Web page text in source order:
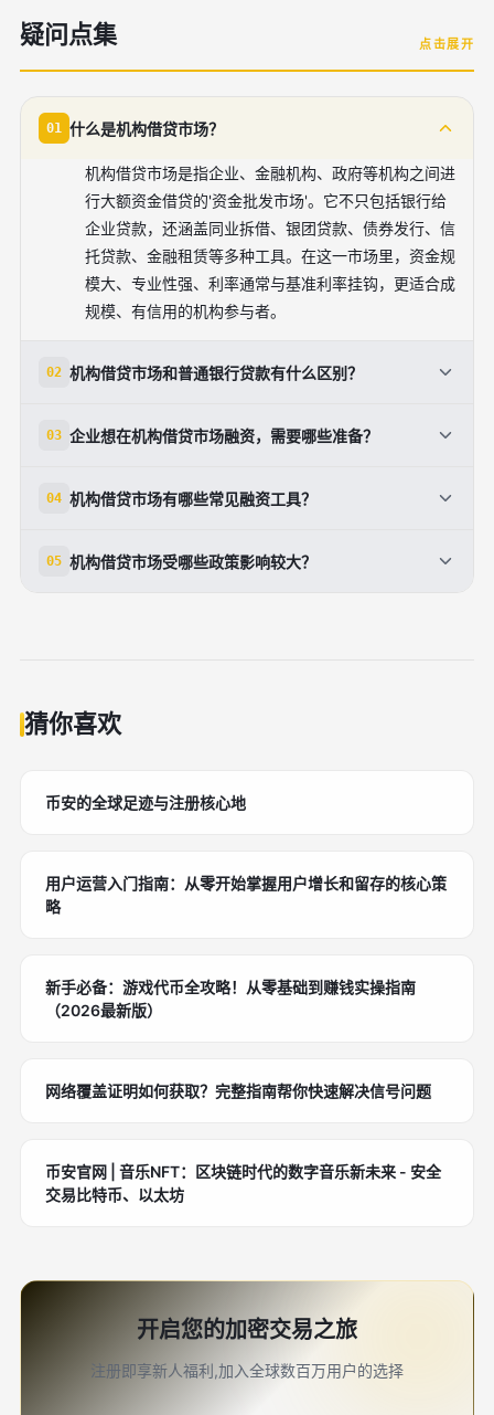
疑问点集 点击展开
01 什么是机构借贷市场？
机构借贷市场是指企业、金融机构、政府等机构之间进
行大额资金借贷的'资金批发市场'。它不只包括银行给
企业贷款，还涵盖同业拆借、银团贷款、债券发行、信
托贷款、金融租赁等多种工具。在这一市场里，资金规
模大、专业性强、利率通常与基准利率挂钩，更适合成
规模、有信用的机构参与者。
02 机构借贷市场和普通银行贷款有什么区别？
相对简单，金额较小；而机构借贷市场是机构之间
利率和信用利差挂钩，参与方多为银行、保险、基金、
发'。
03 企业想在机构借贷市场融资，需要哪些准备？
报表、经营情况、历史信用记录等基础材料，清晰解释
选择合适的融资渠道，比如银行贷款、债券、银团、信
04 机构借贷市场有哪些常见融资工具？
款、公司债与中期票据、资产支持证券（ABS）、信托
05 机构借贷市场受哪些政策影响较大？
及时调整融资策略，避免因外部环境突变而陷入被动。
猜你喜欢
币安的全球足迹与注册核心地
用户运营入门指南：从零开始掌握用户增长和留存的核心策
略
新手必备：游戏代币全攻略！从零基础到赚钱实操指南
（2026最新版）
网络覆盖证明如何获取？完整指南帮你快速解决信号问题
币安官网 | 音乐NFT：区块链时代的数字音乐新未来 - 安全
交易比特币、以太坊
开启您的加密交易之旅
注册即享新人福利,加入全球数百万用户的选择